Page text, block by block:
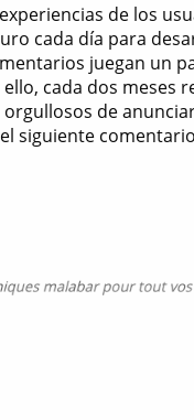
de los
cada día para
juegan un
cada dos meses
de
siguiente